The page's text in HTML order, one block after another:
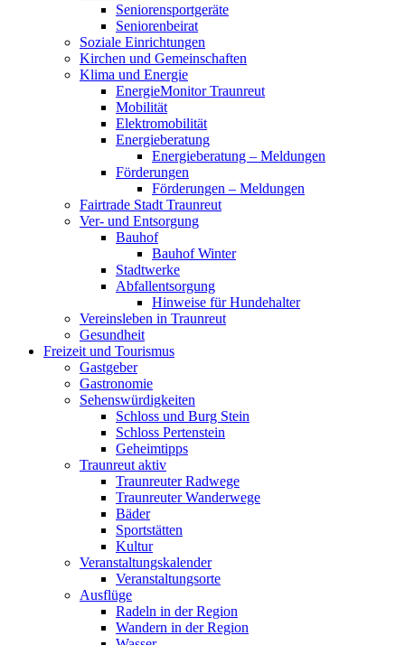
Seniorensportgeräte
Seniorenbeirat
Soziale Einrichtungen
Kirchen und Gemeinschaften
Klima und Energie
EnergieMonitor Traunreut
Mobilität
Elektromobilität
Energieberatung
Energieberatung – Meldungen
Förderungen
Förderungen – Meldungen
Fairtrade Stadt Traunreut
Ver- und Entsorgung
Bauhof
Bauhof Winter
Stadtwerke
Abfallentsorgung
Hinweise für Hundehalter
Vereinsleben in Traunreut
Gesundheit
Freizeit und Tourismus
Gastgeber
Gastronomie
Sehenswürdigkeiten
Schloss und Burg Stein
Schloss Pertenstein
Geheimtipps
Traunreut aktiv
Traunreuter Radwege
Traunreuter Wanderwege
Bäder
Sportstätten
Kultur
Veranstaltungskalender
Veranstaltungsorte
Ausflüge
Radeln in der Region
Wandern in der Region